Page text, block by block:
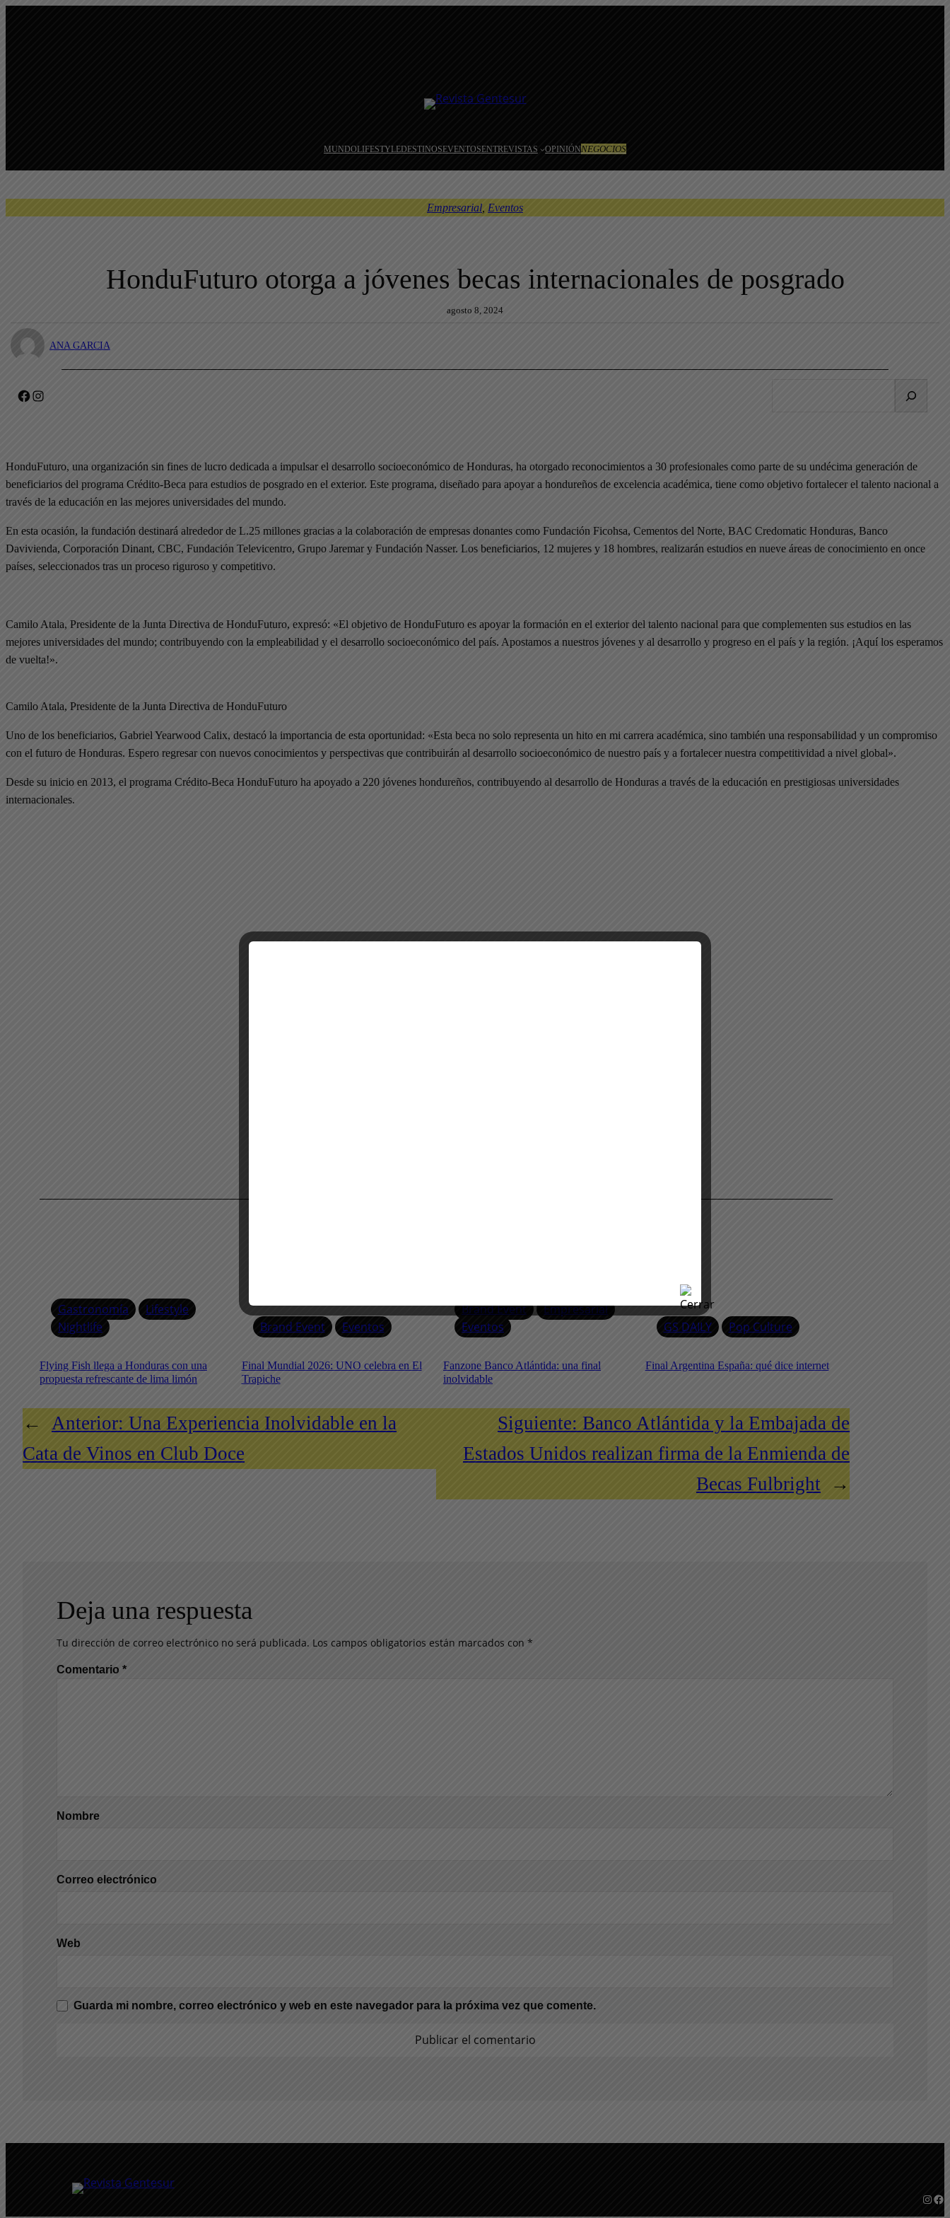
MUNDOLIFESTYLEDESTINOSEVENTOSENTREVISTAS OPINIÓNNEGOCIOS
Empresarial Eventos
HonduFuturo otorga a jóvenes becas internacionales de posgrado
agosto 8, 2024
ANA GARCIA
Facebook Instagram
HonduFuturo, una organización sin fines de lucro dedicada a impulsar el desarrollo socioeconómico de Honduras, ha otorgado reconocimientos a 30 profesionales como parte de su undécima generación de
beneficiarios del programa Crédito-Beca para estudios de posgrado en el exterior. Este programa, diseñado para apoyar a hondureños de excelencia académica, tiene como objetivo fortalecer el talento nacional a
través de la educación en las mejores universidades del mundo.
En esta ocasión, la fundación destinará alrededor de L.25 millones gracias a la colaboración de empresas donantes como Fundación Ficohsa, Cementos del Norte, BAC Credomatic Honduras, Banco
Davivienda, Corporación Dinant, CBC, Fundación Televicentro, Grupo Jaremar y Fundación Nasser. Los beneficiarios, 12 mujeres y 18 hombres, realizarán estudios en nueve áreas de conocimiento en once
países, seleccionados tras un proceso riguroso y competitivo.
Camilo Atala, Presidente de la Junta Directiva de HonduFuturo, expresó: «El objetivo de HonduFuturo es apoyar la formación en el exterior del talento nacional para que complementen sus estudios en las
mejores universidades del mundo; contribuyendo con la empleabilidad y el desarrollo socioeconómico del país. Apostamos a nuestros jóvenes y al desarrollo y progreso en el país y la región. ¡Aquí los esperamos
de vuelta!».
Camilo Atala, Presidente de la Junta Directiva de HonduFuturo
Uno de los beneficiarios, Gabriel Yearwood Calix, destacó la importancia de esta oportunidad: «Esta beca no solo representa un hito en mi carrera académica, sino también una responsabilidad y un compromiso
con el futuro de Honduras. Espero regresar con nuevos conocimientos y perspectivas que contribuirán al desarrollo socioeconómico de nuestro país y a fortalecer nuestra competitividad a nivel global».
Desde su inicio en 2013, el programa Crédito-Beca HonduFuturo ha apoyado a 220 jóvenes hondureños, contribuyendo al desarrollo de Honduras a través de la educación en prestigiosas universidades
internacionales.
Gastronomía
Lifestyle
Nightlife
Flying Fish llega a Honduras con una
propuesta refrescante de lima limón
Brand Event Eventos
Final Mundial 2026: UNO celebra en El
Trapiche
Brand Event
Empresarial
Eventos
Fanzone Banco Atlántida: una final
inolvidable
GS DAILY Pop Culture
Final Argentina España: qué dice internet
← Anterior: Una Experiencia Inolvidable en la
Cata de Vinos en Club Doce
Siguiente: Banco Atlántida y la Embajada de
Estados Unidos realizan firma de la Enmienda de
Becas Fulbright
→
Deja una respuesta
Tu dirección de correo electrónico no será publicada. Los campos obligatorios están marcados con *
Comentario *
Nombre
Correo electrónico
Web
Guarda mi nombre, correo electrónico y web en este navegador para la próxima vez que comente.
InstagramFacebook